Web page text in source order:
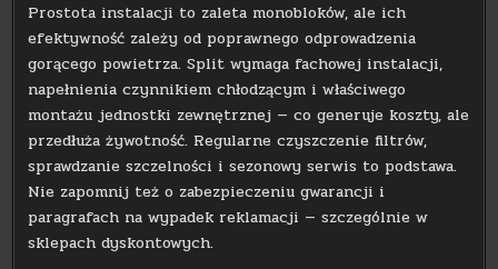
Prostota instalacji to zaleta monobloków, ale ich
efektywność zależy od poprawnego odprowadzenia
gorącego powietrza. Split wymaga fachowej instalacji,
napełnienia czynnikiem chłodzącym i właściwego
montażu jednostki zewnętrznej — co generuje koszty, ale
przedłuża żywotność. Regularne czyszczenie filtrów,
sprawdzanie szczelności i sezonowy serwis to podstawa.
Nie zapomnij też o zabezpieczeniu gwarancji i
paragrafach na wypadek reklamacji — szczególnie w
sklepach dyskontowych.